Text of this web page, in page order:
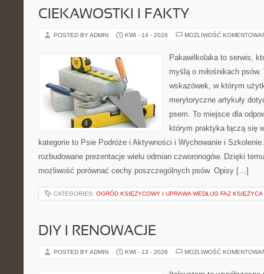
CIEKAWOSTKI I FAKTY
POSTED BY ADMIN KWI - 14 - 2026 MOŻLIWOŚĆ
Pakawilkolaka to serwis,
myślą o miłośnikach
wskazówek, w którym
merytoryczne artykuły
psem. To miejsce dla
którym praktyka łączą się
kategorie to Psie Podróże i Aktywności i Wychowanie i
rozbudowane prezentacje wielu odmian czworonogów. Dzięki
możliwość porównać cechy poszczególnych psów. Opisy […]
CATEGORIES: OGRÓD KSIĘŻYCOWY I UPRAWA WEDŁUG FAZ KSIĘŻYCA
DIY I RENOWACJE
POSTED BY ADMIN KWI - 13 - 2026 MOŻLIWOŚĆ